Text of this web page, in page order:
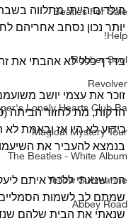
Beatles For Sale
Help!
Rubber Soul
Revolver
Lonely Hearts Club Ba
Magical Mystery Tour
The Beatles - White Album
Yellow Submarine
Abbey Road
הילדים הייתי מתלווה
יותר נכון נסחב אחריהם
בדרך כלל לא אהבתי את
זוכר את עצמי יושב
הדקות, מת לחזור הביתה
כידוע לא היו אז ובאמת
בנמצא להעביר את
הכי שנאתי ללכת איתם
שמתם לב לשמות
שנאתי את הבית שלהם